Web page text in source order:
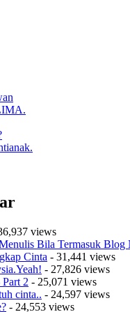
views
Bila Termasuk Blog
Cinta - 31,441 views
- 27,826 views
2 - 25,071 views
cinta.. - 24,597 views
- 24,553 views